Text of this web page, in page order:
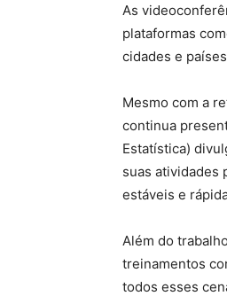
As
plataformas
cidades e
Mesmo com a
continua
Estatística)
suas atividades
estáveis e
Além do
treinamentos
todos esses